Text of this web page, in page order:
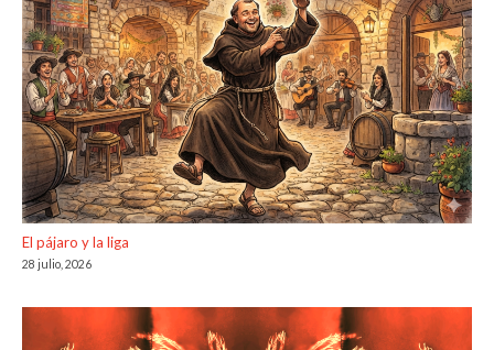
El pájaro y la liga
28 julio, 2026